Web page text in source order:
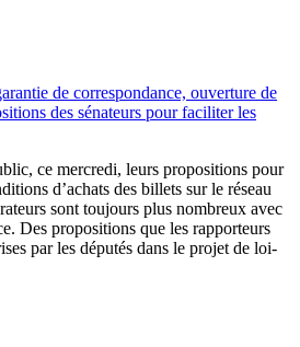
de correspondance, ouverture de
des sénateurs pour faciliter les
ce mercredi, leurs propositions pour
d’achats des billets sur le réseau
sont toujours plus nombreux avec
Des propositions que les rapporteurs
par les députés dans le projet de loi-